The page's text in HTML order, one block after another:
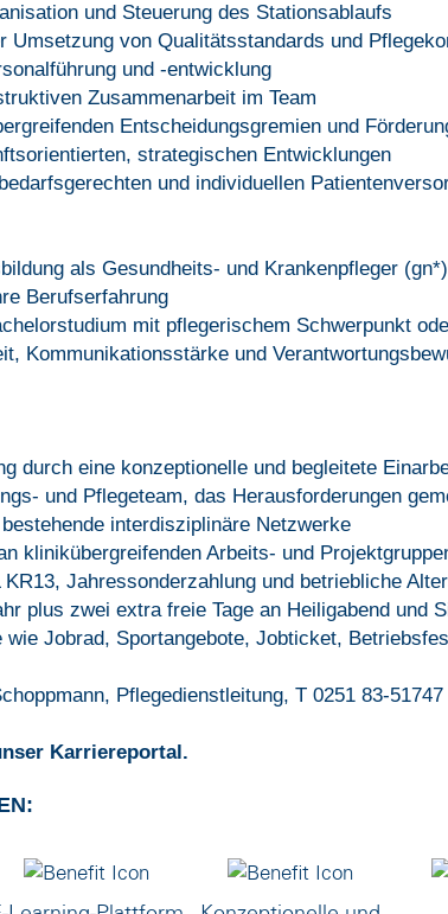
und Steuerung des Stationsablaufs
Umsetzung von Qualitätsstandards und
und -entwicklung
Zusammenarbeit im Team
Entscheidungsgremien und
strategischen Entwicklungen
und individuellen
als Gesundheits- und Krankenpfleger (gn*)
Berufserfahrung
mit pflegerischem Schwerpunkt
Kommunikationsstärke und
durch eine konzeptionelle und begleitete
und Pflegeteam, das Herausforderungen
interdisziplinäre Netzwerke
klinikübergreifenden Arbeits- und
KR13, Jahressonderzahlung und betriebliche
plus zwei extra freie Tage an Heiligabend und
wie Jobrad, Sportangebote, Jobticket,
Pflegedienstleitung, T 0251 83-51747
Karriereportal.